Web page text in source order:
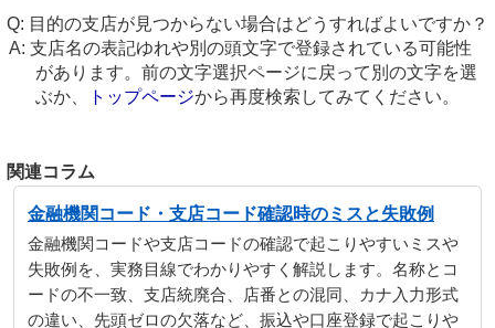
目的の支店が見つからない場合はどうすればよいですか？
支店名の表記ゆれや別の頭文字で登録されている可能性
があります。前の文字選択ページに戻って別の文字を選
ぶか、
トップページから再度検索してみてください。
関連コラム
金融機関コード・支店コード確認時のミスと失敗例
金融機関コードや支店コードの確認で起こりやすいミスや
失敗例を、実務目線でわかりやすく解説します。名称とコ
ードの不一致、支店統廃合、店番との混同、カナ入力形式
の違い、先頭ゼロの欠落など、振込や口座登録で起こりや